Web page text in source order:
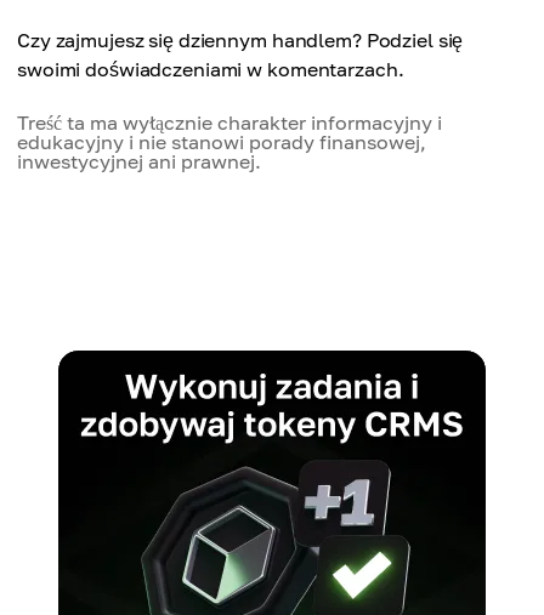
Czy zajmujesz się dziennym handlem? Podziel się
swoimi doświadczeniami w komentarzach.
Treść ta ma wyłącznie charakter informacyjny i
edukacyjny i nie stanowi porady finansowej,
inwestycyjnej ani prawnej.